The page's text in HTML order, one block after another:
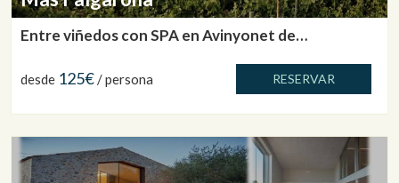
Entre viñedos con SPA en Avinyonet de
desde 125€/ persona RESERVAR